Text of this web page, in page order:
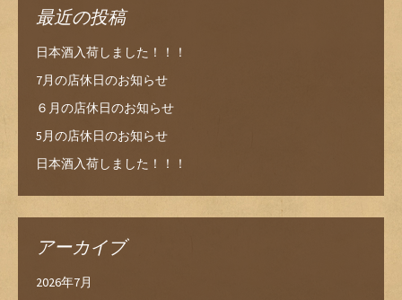
最近の投稿
日本酒入荷しました！！！
7月の店休日のお知らせ
６月の店休日のお知らせ
5月の店休日のお知らせ
日本酒入荷しました！！！
アーカイブ
2026年7月